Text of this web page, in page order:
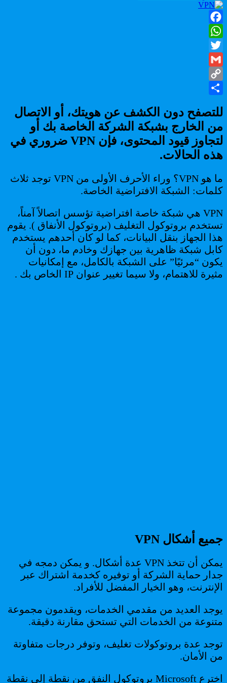
Facebook
WhatsApp
Twitter
Gmail
Copy
للتصفح دون الكشف عن هويتك، أو الاتصال
من الخارج بشبكة الشركة الخاصة بك أو
لتجاوز قيود المحتوى، فإن VPN ضروري في
هذه الحالات.
ما هو VPN؟ وراء الأحرف الأولى من VPN توجد ثلاث
كلمات: الشبكة الافتراضية الخاصة.
VPN هي شبكة خاصة افتراضية تؤسس اتصالاً آمناً،
تستخدم بروتوكول التغليف (بروتوكول الأنفاق ). يقوم
هذا الجهاز بنقل البيانات، كما لو كان أحدهم يستخدم
كابل شبكة ظاهرية بين جهازك وخادم ما، دون أن
يكون “مرئيًا” على الشبكة بالكامل، مع إمكانيات
مثيرة للاهتمام، ولا سيما تغيير عنوان IP الخاص بك .
جميع أشكال VPN
يمكن أن تتخذ VPN عدة أشكال. و يمكن دمجه في
جدار حماية الشركة أو توفيره كخدمة اشتراك عبر
الإنترنت، وهو الخيار المفضل للأفراد.
يوجد العديد من مقدمي الخدمات، ويقدمون مجموعة
متنوعة من الخدمات التي تستحق مقارنة دقيقة.
توجد عدة بروتوكولات تغليف، وتوفر درجات متفاوتة
من الأمان.
اخترع Microsoft بروتوكول النفق من نقطة إلى نقطة